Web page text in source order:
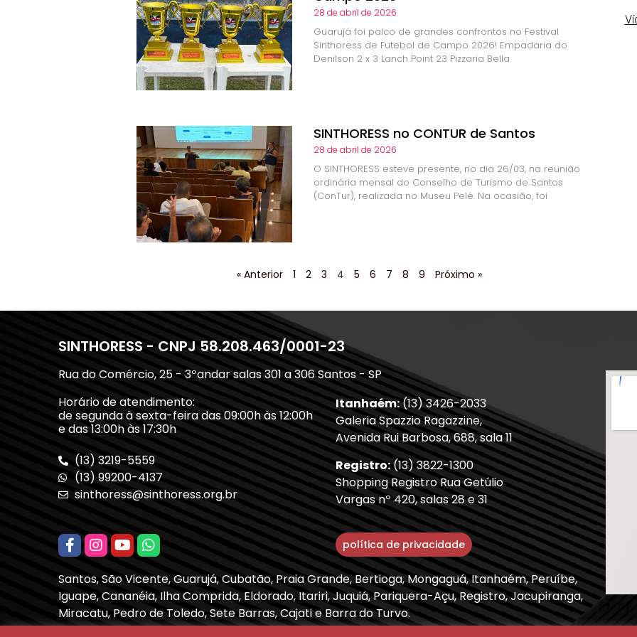
28 de abril de 2026
Guarujá foi palco de grandes confrontos no Festival
Sinthoress de Futebol de Campo 2026! Empadaria do
Denilson 2 x 3 Lanch Point 23 Pizzaria Bella
SINTHORESS no CONTUR de Santos
28 de abril de 2026
O SINTHORESS esteve presente, no dia 26/03, na reunião
ordinária mensal do Conselho de Turismo de Santos
(ConTur), realizada no Museu Pelé. Na ocasião, foi
« Anterior 1 2 3 4 5 6 7 8 9 Próximo »
SINTHORESS - CNPJ 58.208.463/0001-23
Rua do Comércio, 25 - 3ºandar salas 301 a 306 Santos - SP
Horário de atendimento:
de segunda à sexta-feira das 09:00h às 12:00h
e das 13:00h às 17:30h
(13) 3219-5559
(13) 99200-4137
sinthoress@sinthoress.org.br
Itanhaém:(13) 3426-2033
Galeria Spazzio Ragazzine,
Avenida Rui Barbosa, 688, sala 11
Registro:(13) 3822-1300
Shopping Registro Rua Getúlio
Vargas nº 420, salas 28 e 31
política de privacidade
Santos, São Vicente, Guarujá, Cubatão, Praia Grande, Bertioga, Mongaguá, Itanhaém, Peruíbe,
Iguape, Cananéia, Ilha Comprida, Eldorado, Itariri, Juquiá, Pariquera-Açu, Registro, Jacupiranga,
Miracatu, Pedro de Toledo, Sete Barras, Cajati e Barra do Turvo.